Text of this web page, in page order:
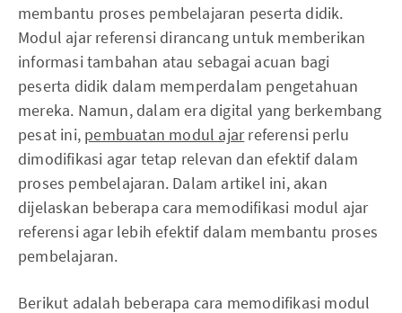
membantu proses pembelajaran peserta didik.
Modul ajar referensi dirancang untuk memberikan
informasi tambahan atau sebagai acuan bagi
peserta didik dalam memperdalam pengetahuan
mereka. Namun, dalam era digital yang berkembang
pesat ini, pembuatan modul ajarreferensi perlu
dimodifikasi agar tetap relevan dan efektif dalam
proses pembelajaran. Dalam artikel ini, akan
dijelaskan beberapa cara memodifikasi modul ajar
referensi agar lebih efektif dalam membantu proses
pembelajaran.
Berikut adalah beberapa cara memodifikasi modul